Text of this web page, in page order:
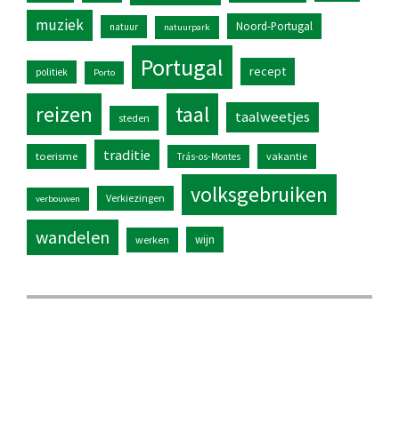
muziek natuur natuurpark Noord-Portugal
politiek Porto Portugal recept
reizen steden taal taalweetjes
toerisme traditie Trás-os-Montes vakantie
verbouwen Verkiezingen volksgebruiken
wandelen werken wijn